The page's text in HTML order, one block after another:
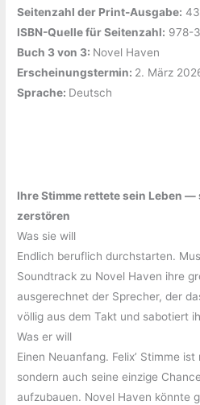
Seitenzahl der Print-Ausgabe:
ISBN-Quelle für Seitenzahl: ‎978-
Buch 3 von 3: ‎ Novel Haven
Erscheinungstermin: ‎ 2. März
Sprache: ‎ Deutsch
Ihre Stimme rettete sein Leben —
zerstören
Was sie will
Endlich beruflich durchstarten.
Soundtrack zu Novel Haven ihre
ausgerechnet der Sprecher, der
völlig aus dem Takt und sabotiert
Was er will
Einen Neuanfang. Felix’ Stimme
sondern auch seine einzige
aufzubauen. Novel Haven könnte